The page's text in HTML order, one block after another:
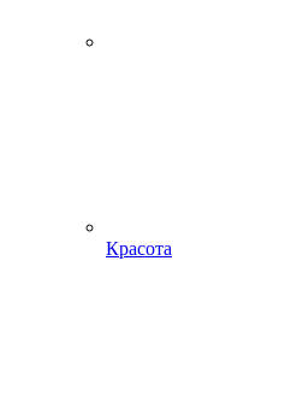
Красота